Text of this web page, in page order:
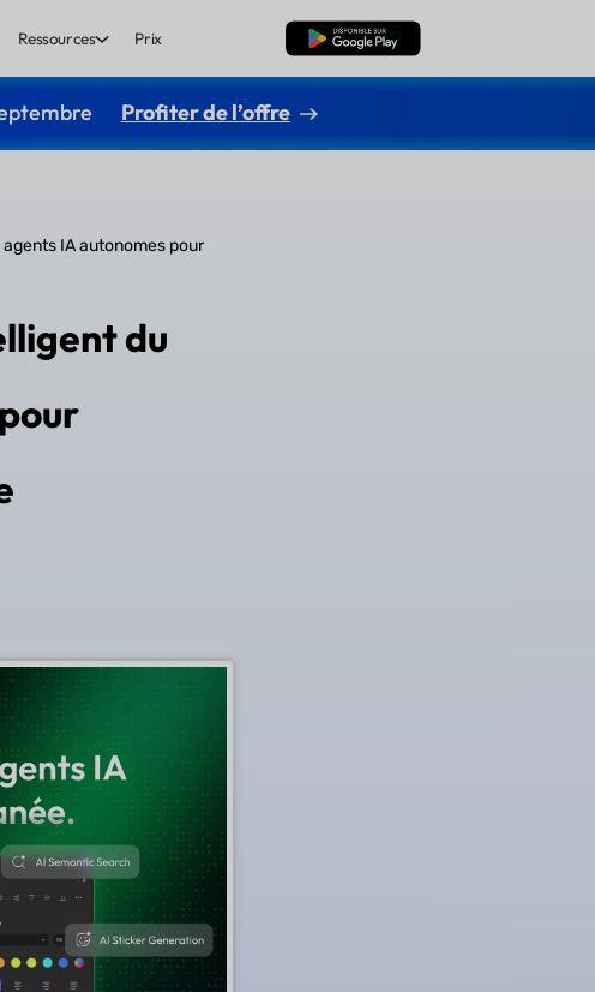
Ressources Prix TÉLÉCHARGER
Profiter de l’offre
IA autonomes pour
du